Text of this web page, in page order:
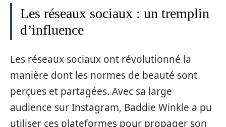
Les réseaux sociaux : un tremplin
d’influence
Les réseaux sociaux ont révolutionné la
manière dont les normes de beauté sont
perçues et partagées. Avec sa large
audience sur Instagram, Baddie Winkle a pu
utiliser ces plateformes pour propager son